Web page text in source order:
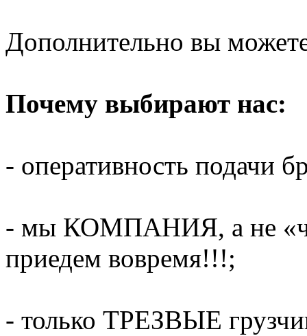
Дополнительно вы можете
Почему выбирают нас:
- оперативность подачи
- мы КОМПАНИЯ, а не
приедем вовремя!!!;
- только ТРЕЗВЫЕ